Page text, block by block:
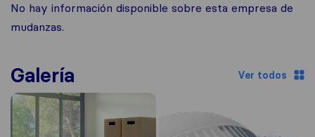
No hay información disponible sobre esta empresa de
mudanzas.
Galería Ver todos